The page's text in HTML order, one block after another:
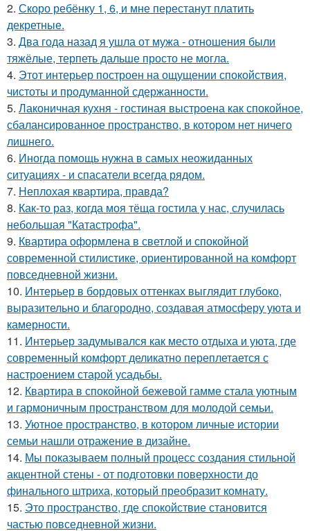
2. Скоро ребёнку 1, 6, и мне перестанут платить
декретные.
3. Два года назад я ушла от мужа - отношения были
тяжёлые, терпеть дальше просто не могла.
4. Этот интерьер построен на ощущении спокойствия,
чистоты и продуманной сдержанности.
5. Лаконичная кухня - гостиная выстроена как спокойное,
сбалансированное пространство, в котором нет ничего
лишнего.
6. Иногда помощь нужна в самых неожиданных
ситуациях - и спасатели всегда рядом.
7. Неплохая квартира, правда?
8. Как-то раз, когда моя тёща гостила у нас, случилась
небольшая "Катастрофа".
9. Квартира оформлена в светлой и спокойной
современной стилистике, ориентированной на комфорт
повседневной жизни.
10. Интерьер в бордовых оттенках выглядит глубоко,
выразительно и благородно, создавая атмосферу уюта и
камерности.
11. Интерьер задумывался как место отдыха и уюта, где
современный комфорт деликатно переплетается с
настроением старой усадьбы.
12. Квартира в спокойной бежевой гамме стала уютным
и гармоничным пространством для молодой семьи.
13. Уютное пространство, в котором личные истории
семьи нашли отражение в дизайне.
14. Мы показываем полный процесс создания стильной
акцентной стены - от подготовки поверхности до
финального штриха, который преобразит комнату.
15. Это пространство, где спокойствие становится
частью повседневной жизни.